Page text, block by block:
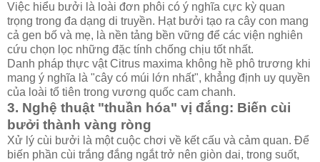
Việc hiểu bưởi là loài đơn phôi có ý nghĩa cực kỳ quan
trọng trong đa dạng di truyền. Hạt bưởi tạo ra cây con mang
cả gen bố và mẹ, là nền tảng bền vững để các viện nghiên
cứu chọn lọc những đặc tính chống chịu tốt nhất.
Danh pháp thực vật Citrus maxima không hề phô trương khi
mang ý nghĩa là "cây có múi lớn nhất", khẳng định uy quyền
của loài tổ tiên trong vương quốc cam chanh.
3. Nghệ thuật "thuần hóa" vị đắng: Biến cùi
bưởi thành vàng ròng
Xử lý cùi bưởi là một cuộc chơi về kết cấu và cảm quan. Để
biến phần cùi trắng đắng ngắt trở nên giòn dai, trong suốt,